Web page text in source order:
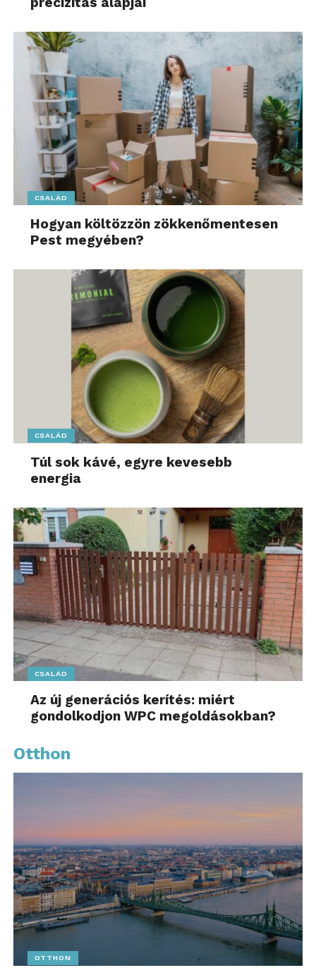
CSALÁD
Hogyan költözzön zökkenőmentesen
Pest megyében?
CSALÁD
Túl sok kávé, egyre kevesebb
energia
CSALÁD
Az új generációs kerítés: miért
gondolkodjon WPC megoldásokban?
Otthon
OTTHON